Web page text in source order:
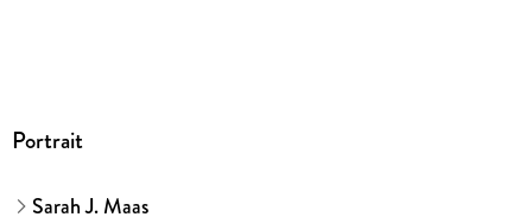
GTIN
Portrait
Sarah J. Maas